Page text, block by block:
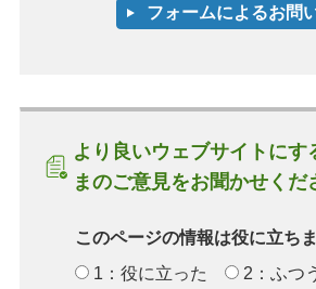
より良いウェブサイトにす
まのご意見をお聞かせくだ
このページの情報は役に立ち
1：役に立った
2：ふつ